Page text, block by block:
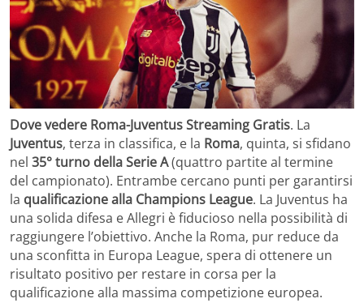
Dove vedere Roma-Juventus Streaming Gratis. La
Juventus, terza in classifica, e la Roma, quinta, si sfidano
nel 35° turno della Serie A(quattro partite al termine
del campionato). Entrambe cercano punti per garantirsi
la qualificazione alla Champions League. La Juventus ha
una solida difesa e Allegri è fiducioso nella possibilità di
raggiungere l’obiettivo. Anche la Roma, pur reduce da
una sconfitta in Europa League, spera di ottenere un
risultato positivo per restare in corsa per la
qualificazione alla massima competizione europea.